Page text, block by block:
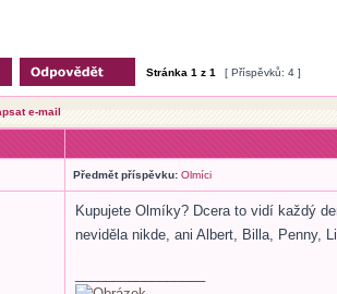
Stránka1 z1 [ Příspěvků: 4 ]
e-mail
Předmět příspěvku: Olmíci
Kupujete Olmíky? Dcera to vidí každý
neviděla nikde, ani Albert, Billa, Penny,